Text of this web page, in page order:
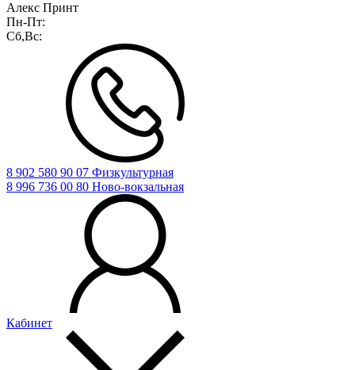
Алекс Принт
Пн-Пт:
Сб,Вс:
8 902 580 90 07 Физкультурная
8 996 736 00 80 Ново-вокзальная
Кабинет